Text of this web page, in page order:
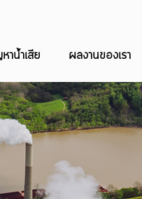
น้ำเสีย ผลงานของเรา